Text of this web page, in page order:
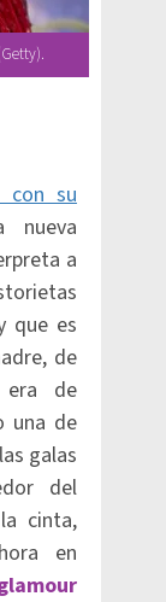
con su
a
que es
de
era de
una de
galas
del
cinta,
en